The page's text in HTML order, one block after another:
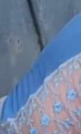
видання,
Херсона,
Херсонщини,